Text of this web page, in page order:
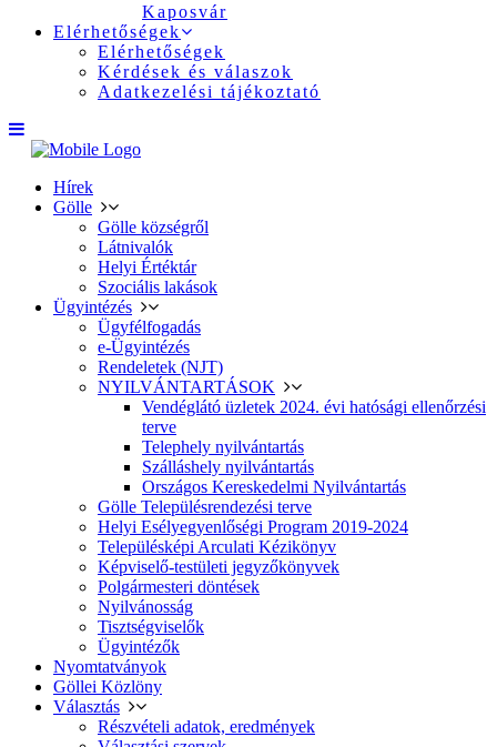
Kaposvár
Elérhetőségek
Elérhetőségek
Kérdések és válaszok
Adatkezelési tájékoztató
Hírek
Gölle
Gölle községről
Látnivalók
Helyi Értéktár
Szociális lakások
Ügyintézés
Ügyfélfogadás
e-Ügyintézés
Rendeletek (NJT)
NYILVÁNTARTÁSOK
Vendéglátó üzletek 2024. évi hatósági ellenőrzési
terve
Telephely nyilvántartás
Szálláshely nyilvántartás
Országos Kereskedelmi Nyilvántartás
Gölle Településrendezési terve
Helyi Esélyegyenlőségi Program 2019-2024
Településképi Arculati Kézikönyv
Képviselő-testületi jegyzőkönyvek
Polgármesteri döntések
Nyilvánosság
Tisztségviselők
Ügyintézők
Nyomtatványok
Göllei Közlöny
Választás
Részvételi adatok, eredmények